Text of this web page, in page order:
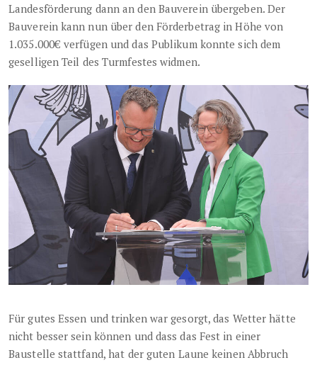
Landesförderung dann an den Bauverein übergeben. Der
Bauverein kann nun über den Förderbetrag in Höhe von
1.035.000€ verfügen und das Publikum konnte sich dem
geselligen Teil des Turmfestes widmen.
Für gutes Essen und trinken war gesorgt, das Wetter hätte
nicht besser sein können und dass das Fest in einer
Baustelle stattfand, hat der guten Laune keinen Abbruch